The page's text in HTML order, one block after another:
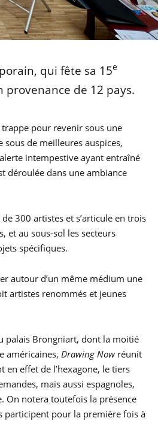
qui fête sa 15e
de 12 pays.
pour revenir sous une
de meilleures auspices,
intempestive ayant entraîné
déroulée dans une ambiance
300 artistes et s’articule en trois
et au sous-sol les secteurs
spécifiques.
autour d’un même médium une
artistes renommés et jeunes
palais Brongniart, dont la moitié
américaines, Drawing Now réunit
effet de l’hexagone, le tiers
mais aussi espagnoles,
On notera toutefois la présence
participent pour la première fois à